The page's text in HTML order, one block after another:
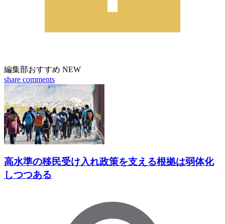
編集部おすすめ NEW
share comments
高水準の移民受け入れ政策を支える根拠は弱体化
しつつある